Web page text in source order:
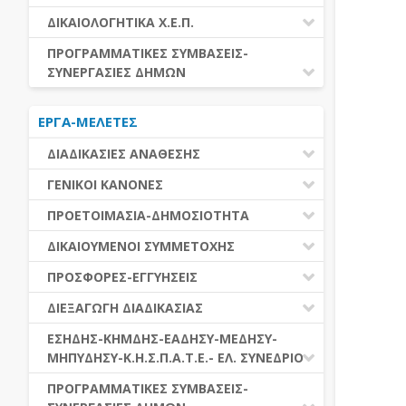
ΕΚΤΕΛΕΣΗ ΥΠΗΡΕΣΙΩΝ
ΕΚΤΕΛΕΣΗ ΠΡΟΜΗΘΕΙΩΝ
ΕΑΑΔΗΣΥ
ΕΑΔΗΣΥ
ΕΛ.ΣΥΝΕΔΡΙΟ
ΕΣΗΔΗΣ
ΔΙΚΑΙΟΛΟΓΗΤΙΚΑ Χ.Ε.Π.
ΔΙΚΑΙΟΛΟΓΗΤΙΚΑ Χ.Ε.Π.
ΠΡΟΓΡΑΜΜΑΤΙΚΕΣ ΣΥΜΒΑΣΕΙΣ-
ΣΥΝΕΡΓΑΣΙΕΣ ΔΗΜΩΝ
ΔΙΕΘΝΕΣ ΚΑΙ ΕΥΡΩΠΑΙΚΟ ΕΠΙΠΕΔΟ
ΠΡΟΓΡΑΜΜΑΤΙΚΕΣ ΣΥΜΒΑΣΕΙΣ
ΕΡΓΑ-ΜΕΛΕΤΕΣ
ΔΙΑΔΙΚΑΣΙΕΣ ΑΝΑΘΕΣΗΣ
ΔΙΑΔΙΚΑΣΙΕΣ ΑΝΑΘΕΣΗΣ
ΣΥΓΚΕΝΤΡΩΤΙΚΕΣ ΔΙΑΔΙΚΑΣΙΕΣ
ΑΝΑΘΕΣΗΣ
ΠΙΝΑΚΕΣ ΔΗΜΟΣΝΕΤ
ΓΕΝΙΚΟΙ ΚΑΝΟΝΕΣ
ΠΕΔΙΟ ΕΦΑΡΜΟΓΗΣ-ΕΝΑΡΞΗ ΙΣΧΥΟΣ
ΗΛΕΚΤΡΟΝΙΚΑ ΜΕΣΑ
ΓΕΝΙΚΕΣ ΑΡΧΕΣ ΚΑΙ ΚΑΝΟΝΕΣ
ΑΞΙΑ ΣΥΜΒΑΣΗΣ
ΕΙΔΗ ΣΥΜΒΑΣΕΩΝ
ΔΙΑΦΟΡΑ
ΠΡΟΕΤΟΙΜΑΣΙΑ-ΔΗΜΟΣΙΟΤΗΤΑ
ΓΝΩΜΟΔΟΤΙΚΑ ΟΡΓΑΝΑ-ΕΠΙΤΡΟΠΕΣ
ΠΡΟΕΤΟΙΜΑΣΙΑ
ΕΓΓΡΑΦΑ ΤΗΣ ΣΥΜΒΑΣΗΣ
ΔΗΜΟΣΙΕΥΣΕΙΣ
ΕΝΑΡΞΗ-ΠΡΟΘΕΣΜΙΕΣ
ΔΙΚΑΙΟΥΜΕΝΟΙ ΣΥΜΜΕΤΟΧΗΣ
ΔΙΚΑΙΟΥΜΕΝΟΙ ΣΥΜΜΕΤΟΧΗΣ
ΚΡΙΤΗΡΙΑ ΕΠΙΛΟΓΗΣ
ΛΟΓΟΙ ΑΠΟΚΛΕΙΣΜΟΥ
ΔΙΚΑΙΟΛΟΓΗΤΙΚΑ ΛΟΓΩΝ
ΑΠΟΚΛΕΙΣΜΟΥ & ΚΡΙΤΗΡΙΩΝ
ΕΠΙΛΟΓΗΣ
ΕΕΕΣ
ΠΡΟΣΦΟΡΕΣ-ΕΓΓΥΗΣΕΙΣ
ΕΓΓΥΗΣΕΙΣ
ΠΡΟΣΦΟΡΕΣ
ΔΙΕΞΑΓΩΓΗ ΔΙΑΔΙΚΑΣΙΑΣ
ΑΞΙΟΛΟΓΗΣΗ ΚΑΙ ΑΝΑΘΕΣΗ
ΑΠΟΤΕΛΕΣΜΑ ΔΙΑΔΙΚΑΣΙΑΣ
ΠΡΟΣΦΥΓΕΣ-ΕΝΣΤΑΣΕΙΣ
ΕΣΗΔΗΣ-ΚΗΜΔΗΣ-ΕΑΔΗΣΥ-ΜΕΔΗΣΥ-
ΜΗΠΥΔΗΣΥ-Κ.Η.Σ.Π.Α.Τ.Ε.- ΕΛ. ΣΥΝΕΔΡΙΟ
ΕΑΑΔΗΣΥ
ΠΡΟΓΡΑΜΜΑΤΙΚΕΣ ΣΥΜΒΑΣΕΙΣ-